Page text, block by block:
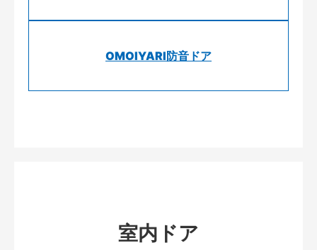
OMOIYARI防音ドア
室内ドア